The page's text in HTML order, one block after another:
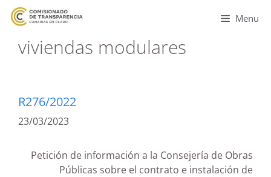
Menu
viviendas modulares
R276/2022
23/03/2023
Petición de información a la Consejería de Obras
Públicas sobre el contrato e instalación de